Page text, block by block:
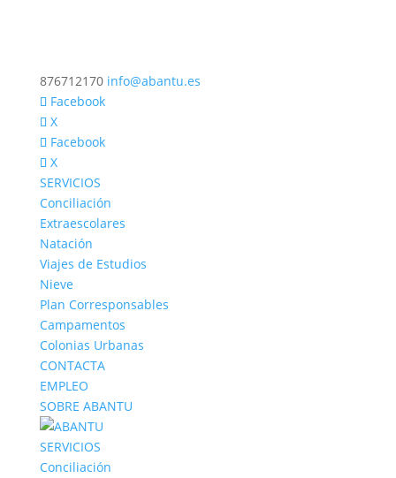
876712170 info@abantu.es
Facebook
X
Facebook
X
SERVICIOS
Conciliación
Extraescolares
Natación
Viajes de Estudios
Nieve
Plan Corresponsables
Campamentos
Colonias Urbanas
CONTACTA
EMPLEO
SOBRE ABANTU
SERVICIOS
Conciliación